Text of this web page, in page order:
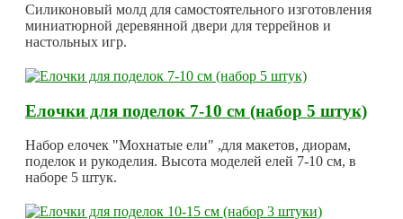
Силиконовый молд для самостоятельного изготовления
миниатюрной деревянной двери для террейнов и
настольных игр.
Елочки для поделок 7-10 см (набор 5 штук)
Набор елочек "Мохнатые ели" ,для макетов, диорам,
поделок и рукоделия. Высота моделей елей 7-10 см, в
наборе 5 штук.